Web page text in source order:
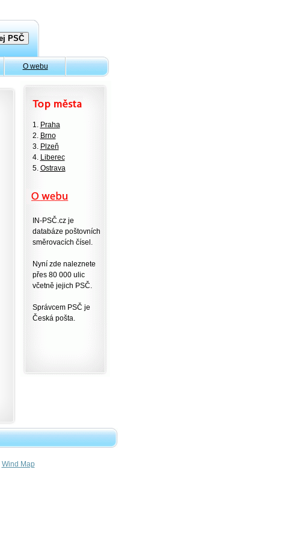
O webu
1. Praha
2. Brno
3. Plzeň
4. Liberec
5. Ostrava
IN-PSČ.cz je
databáze poštovních
směrovacích čísel.
Nyní zde naleznete
přes 80 000 ulic
včetně jejich PSČ.
Správcem PSČ je
Česká pošta.
Wind Map